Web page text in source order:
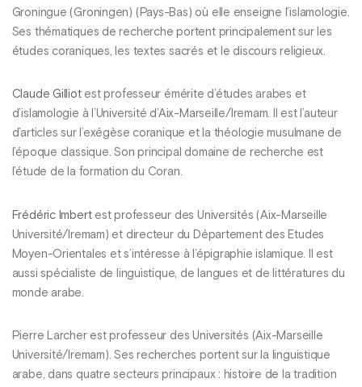
Groningue (Groningen) (Pays-Bas) où elle enseigne l’islamologie.
Ses thématiques de recherche portent principalement sur les
études coraniques, les textes sacrés et le discours religieux.
Claude Gilliotest professeur émérite d’études arabes et
d’islamologie à l’Université d’Aix-Marseille/Iremam. Il est l’auteur
d’articles sur l’exégèse coranique et la théologie musulmane de
l’époque classique. Son principal domaine de recherche est
l’étude de la formation du Coran.
Frédéric Imbertest professeur des Universités (Aix-Marseille
Université/Iremam) et directeur du Département des Etudes
Moyen-Orientales et s’intéresse à l’épigraphie islamique. Il est
aussi spécialiste de linguistique, de langues et de littératures du
monde arabe.
Pierre Larcher est professeur des Universités (Aix-Marseille
Université/Iremam). Ses recherches portent sur la linguistique
arabe, dans quatre secteurs principaux : histoire de la tradition